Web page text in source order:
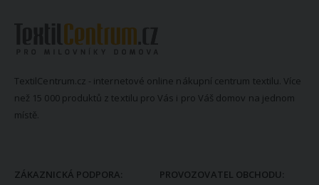
TextilCentrum.cz - internetové online nákupní centrum textilu. Více
než 15 000 produktů z textilu pro Vás i pro Váš domov na jednom
místě.
ZÁKAZNICKÁ PODPORA:
PROVOZOVATEL OBCHODU: